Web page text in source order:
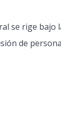
se rige bajo
de